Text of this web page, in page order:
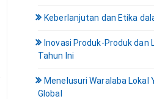
Keberlanjutan dan Etika
Inovasi Produk-Produk dan
Tahun Ini
Menelusuri Waralaba Lokal
Global